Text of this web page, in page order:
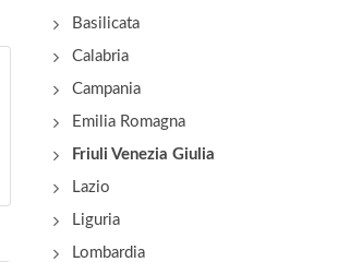
Basilicata
Calabria
Campania
Emilia Romagna
Friuli Venezia Giulia
Lazio
Liguria
Lombardia